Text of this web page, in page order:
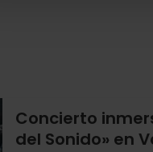
Concierto
del Sonido» en